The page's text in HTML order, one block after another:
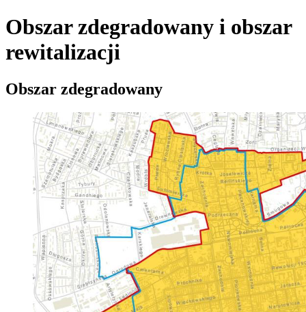
Obszar zdegradowany i obszar
rewitalizacji
Obszar zdegradowany